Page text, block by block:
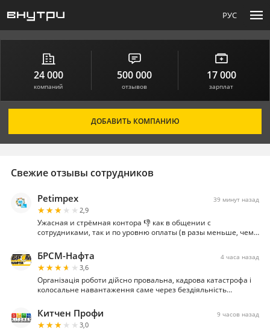
РУС menu
24 000
компаний
500 000
отзывов
17 000
зарплат
ДОБАВИТЬ КОМПАНИЮ
Свежие отзывы сотрудников
Petimpex 39 минут назад
★★★★★
★★★★★ 2,9
Ужасная и стрёмная контора 👎 как в общении с
сотрудниками, так и по уровню оплаты (в разы меньше, чем
БРСМ-Нафта 4 часа назад
★★★★★
★★★★★ 3,6
Організація роботи дійсно провальна, кадрова катастрофа і
колосальне навантаження саме через бездіяльність
загрожує…
Китчен Профи 9 часов назад
★★★★★
★★★★★ 3,0